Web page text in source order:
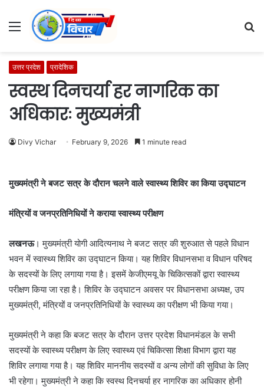
Menu
उत्तर प्रदेश प्रादेशिक
स्वस्थ दिनचर्या हर नागरिक का
अधिकारः मुख्यमंत्री
Divy Vichar February 9, 2026 1 minute read
मुख्यमंत्री ने बजट सत्र के दौरान चलने वाले स्वास्थ्य शिविर का किया उद्घाटन
मंत्रियों व जनप्रतिनिधियों ने कराया स्वास्थ्य परीक्षण
लखनऊ। मुख्यमंत्री योगी आदित्यनाथ ने बजट सत्र की शुरुआत से पहले विधान
भवन में स्वास्थ्य शिविर का उद्घाटन किया। यह शिविर विधानसभा व विधान परिषद
के सदस्यों के लिए लगाया गया है। इसमें केजीएमयू के चिकित्सकों द्वारा स्वास्थ्य
परीक्षण किया जा रहा है। शिविर के उद्घाटन अवसर पर विधानसभा अध्यक्ष, उप
मुख्यमंत्री, मंत्रियों व जनप्रतिनिधियों के स्वास्थ्य का परीक्षण भी किया गया।
मुख्यमंत्री ने कहा कि बजट सत्र के दौरान उत्तर प्रदेश विधानमंडल के सभी
सदस्यों के स्वास्थ्य परीक्षण के लिए स्वास्थ्य एवं चिकित्सा शिक्षा विभाग द्वारा यह
शिविर लगाया गया है। यह शिविर माननीय सदस्यों व अन्य लोगों की सुविधा के लिए
भी रहेगा। मुख्यमंत्री ने कहा कि स्वस्थ दिनचर्या हर नागरिक का अधिकार होनी